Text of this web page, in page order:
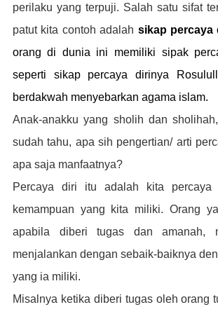
perilaku yang terpuji. Salah satu sifat
patut kita contoh adalah sikap percaya
orang di dunia ini memiliki sipak
seperti sikap percaya dirinya
berdakwah menyebarkan agama islam.
Anak-anakku yang sholih dan
sudah tahu, apa sih pengertian/ arti
apa saja manfaatnya?
Percaya diri itu adalah kita
kemampuan yang kita miliki. Orang
apabila diberi tugas dan amanah,
menjalankan dengan sebaik-baiknya
yang ia miliki.
Misalnya ketika diberi tugas oleh orang